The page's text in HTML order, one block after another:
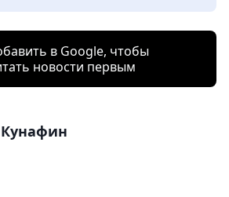
в Google, чтобы
новости первым